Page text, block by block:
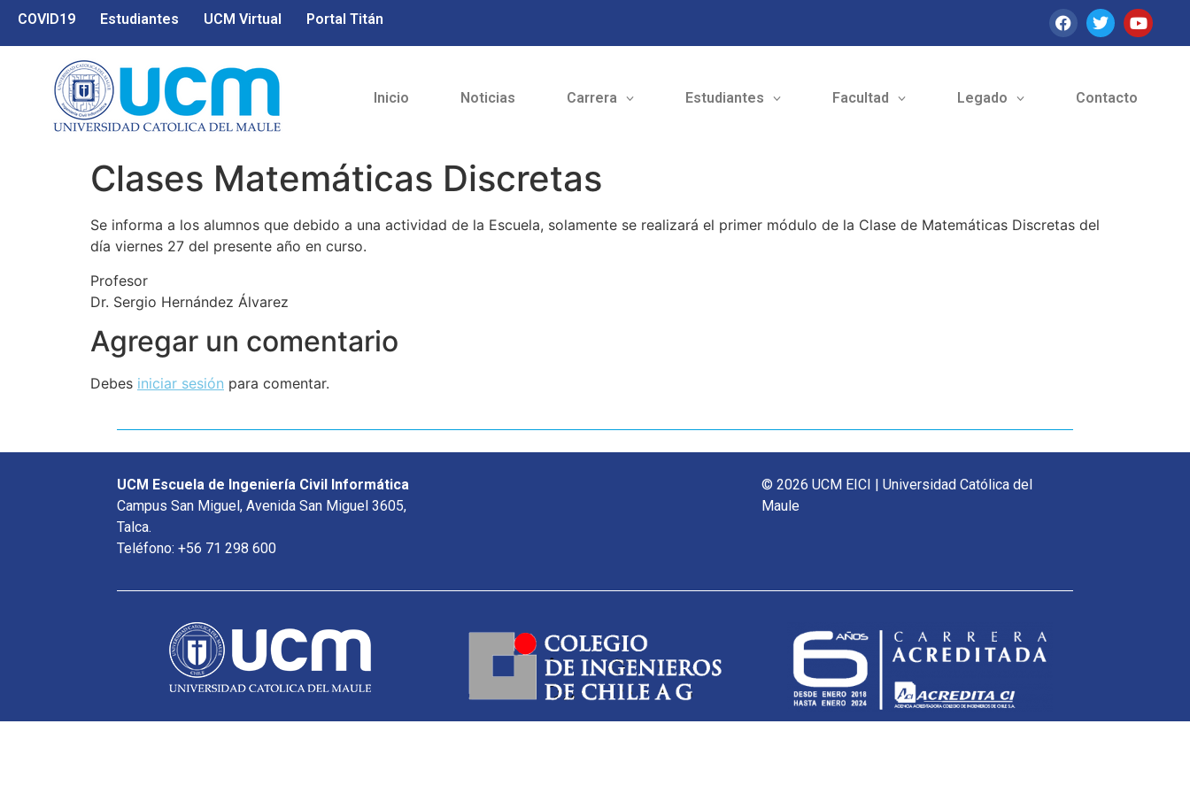
COVID19 Estudiantes UCM Virtual Portal Titán
Inicio Noticias Carrera Estudiantes Facultad Legado Contacto
Clases Matemáticas Discretas
Se informa a los alumnos que debido a una actividad de la Escuela, solamente se realizará el primer módulo de la Clase de Matemáticas Discretas del
día viernes 27 del presente año en curso.
Profesor
Dr. Sergio Hernández Álvarez
Agregar un comentario
Debes iniciar sesión para comentar.
UCM Escuela de Ingeniería Civil Informática
Campus San Miguel, Avenida San Miguel 3605,
Talca.
Teléfono: +56 71 298 600
© 2026 UCM EICI | Universidad Católica del
Maule